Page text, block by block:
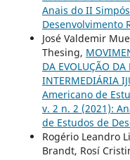
Anais do II
Desenvolvimento
José Valdemir
Thesing,
DA EVOLUÇÃO DA
INTERMEDIÁRIA
Americano de
v. 2 n. 2 (2021):
de Estudos de
Rogério Leandro
Brandt, Rosí